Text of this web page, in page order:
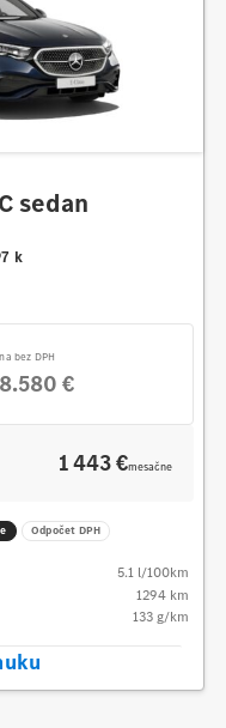
sedan
k
bez DPH
€
1 443 €mesačne
Odpočet DPH
5.1 l/100km
1294 km
133g/km